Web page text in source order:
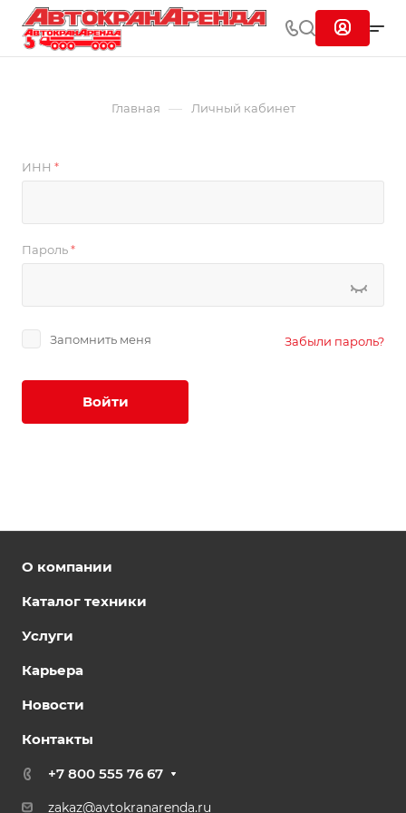
Главная — Личный кабинет
ИНН *
Пароль*
Запомнить меня Забыли пароль?
Войти
О компании
Каталог техники
Услуги
Карьера
Новости
Контакты
+7 800 555 76 67
zakaz@avtokranarenda.ru